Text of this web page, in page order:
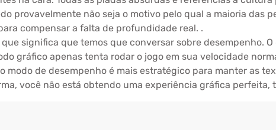
provavelmente não seja o motivo pelo qual a maioria das
compensar a falta de profundidade real. .
significa que temos que conversar sobre desempenho.
gráfico apenas tenta rodar o jogo em sua velocidade
modo de desempenho é mais estratégico para manter as
você não está obtendo uma experiência gráfica perfeita,